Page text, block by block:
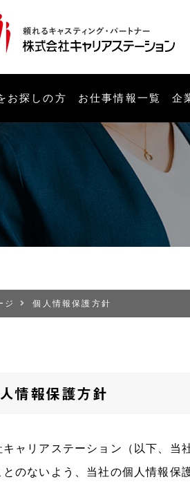
お探しの方 お仕事情報一覧 企
ジ 個人情報保護方針
情報保護方針
ャリアステーション（以下、当
とのないよう、当社の個人情報保